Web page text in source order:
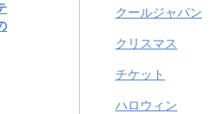
クールジャパン
クリスマス
チケット
ハロウィン